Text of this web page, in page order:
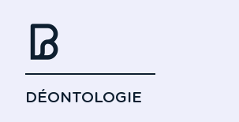
DÉONTOLOGIE